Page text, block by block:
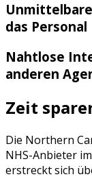
das Personal
Nahtlose
anderen
Zeit
Die Northern
NHS-Anbieter
erstreckt sich